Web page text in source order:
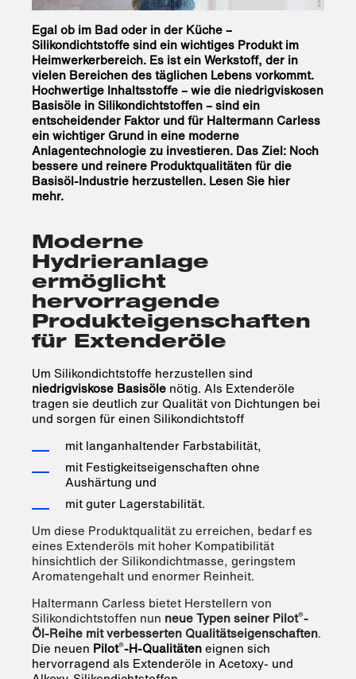
Egal ob im Bad oder in der Küche –
Silikondichtstoffe sind ein wichtiges Produkt im
Heimwerkerbereich. Es ist ein Werkstoff, der in
vielen Bereichen des täglichen Lebens vorkommt.
Hochwertige Inhaltsstoffe – wie die niedrigviskosen
Basisöle in Silikondichtstoffen – sind ein
entscheidender Faktor und für Haltermann Carless
ein wichtiger Grund in eine moderne
Anlagentechnologie zu investieren. Das Ziel: Noch
bessere und reinere Produktqualitäten für die
Basisöl-Industrie herzustellen. Lesen Sie hier
mehr.
Moderne
Hydrieranlage
ermöglicht
hervorragende
Produkteigenschaften
für Extenderöle
Um Silikondichtstoffe herzustellen sind
niedrigviskose Basisöle nötig. Als Extenderöle
tragen sie deutlich zur Qualität von Dichtungen bei
und sorgen für einen Silikondichtstoff
mit langanhaltender Farbstabilität,
mit Festigkeitseigenschaften ohne
Aushärtung und
mit guter Lagerstabilität.
Um diese Produktqualität zu erreichen, bedarf es
eines Extenderöls mit hoher Kompatibilität
hinsichtlich der Silikondichtmasse, geringstem
Aromatengehalt und enormer Reinheit.
Haltermann Carless bietet Herstellern von
Silikondichtstoffen nun neue Typen seiner Pilot®-
Öl-Reihe mit verbesserten Qualitätseigenschaften.
Die neuen Pilot®-H-Qualitäteneignen sich
hervorragend als Extenderöle in Acetoxy- und